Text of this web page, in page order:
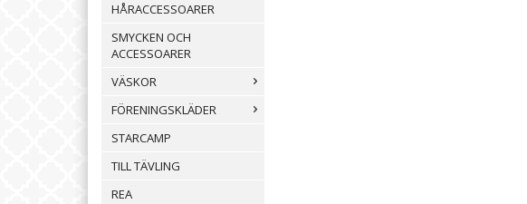
HÅRACCESSOARER
SMYCKEN OCH
ACCESSOARER
VÄSKOR
FÖRENINGSKLÄDER
STARCAMP
TILL TÄVLING
REA